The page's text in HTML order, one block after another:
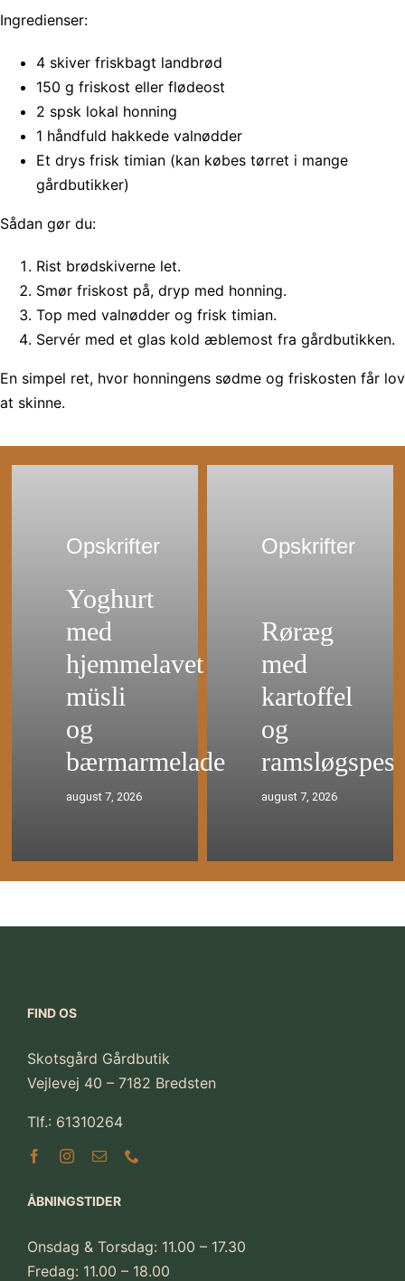
Ingredienser:
4 skiver friskbagt landbrød
150 g friskost eller flødeost
2 spsk lokal honning
1 håndfuld hakkede valnødder
Et drys frisk timian (kan købes tørret i mange
gårdbutikker)
Sådan gør du:
Rist brødskiverne let.
Smør friskost på, dryp med honning.
Top med valnødder og frisk timian.
Servér med et glas kold æblemost fra gårdbutikken.
En simpel ret, hvor honningens sødme og friskosten får lov
at skinne.
Opskrifter
Yoghurt
med
hjemmelavet
müsli
og
bærmarmelade
august 7, 2026
Opskrifter
Røræg
med
kartoffel
og
august 7, 2026
FIND OS
Skotsgård Gårdbutik
Vejlevej 40 – 7182 Bredsten
Tlf.: 61310264
ÅBNINGSTIDER
Onsdag & Torsdag: 11.00 – 17.30
Fredag: 11.00 – 18.00